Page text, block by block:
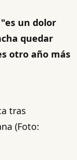
"es un dolor
quedar
otro año más
tras
(Foto: